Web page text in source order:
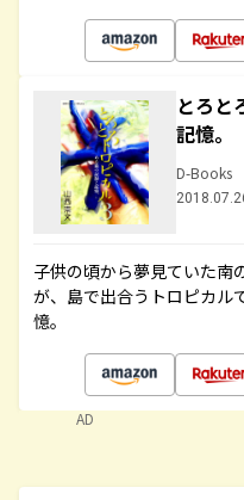
とろと
記憶
D-Books
子供の頃から夢見ていた南
が、島で出合うトロピカル
憶。
AD